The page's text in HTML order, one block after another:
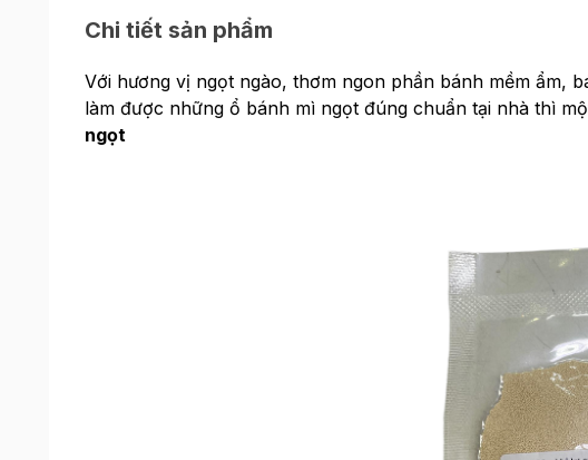
Chi tiết sản phẩm
Với hương vị ngọt ngào, thơm ngon phần bánh mềm ẩm,
làm được những ổ bánh mì ngọt đúng chuẩn tại nhà thì
ngọt